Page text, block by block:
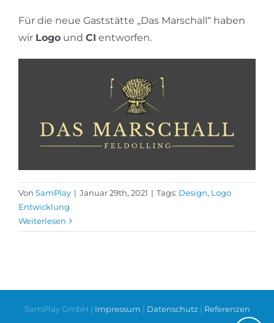
Für die neue Gaststätte „Das Marschall“ haben
wir Logo und CI entworfen.
Von SamPlay | Januar 29th, 2021 | Tags: Design, Logo
Entwicklung
Weiterlesen
SamPlay GmbH | Impressum | Datenschutz | Referenzen